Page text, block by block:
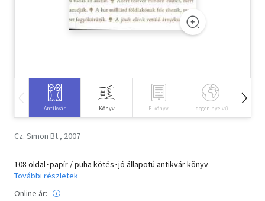
Természettudomány
Antikvár Könyv E-könyv Idegen nyelvű
Cz. Simon Bt., 2007
108 oldal･papír / puha kötés･jó állapotú antikvár könyv
További részletek
Online ár: